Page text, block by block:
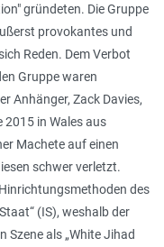
gründeten. Die Gruppe
provokantes und
Reden. Dem Verbot
Gruppe waren
Anhänger, Zack Davies,
in Wales aus
Machete auf einen
schwer verletzt.
des
(IS), weshalb der
Szene als „White Jihad